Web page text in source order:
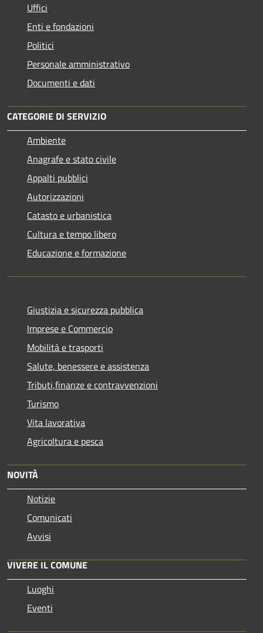
Uffici
Enti e fondazioni
Politici
Personale amministrativo
Documenti e dati
CATEGORIE DI SERVIZIO
Ambiente
Anagrafe e stato civile
Appalti pubblici
Autorizzazioni
Catasto e urbanistica
Cultura e tempo libero
Educazione e formazione
Giustizia e sicurezza pubblica
Imprese e Commercio
Mobilità e trasporti
Salute, benessere e assistenza
Tributi,finanze e contravvenzioni
Turismo
Vita lavorativa
Agricoltura e pesca
NOVITÀ
Notizie
Comunicati
Avvisi
VIVERE IL COMUNE
Luoghi
Eventi